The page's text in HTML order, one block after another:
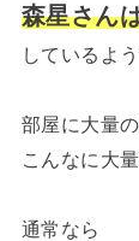
森星さん
しているよう
部屋に大量の
こんなに大
通常なら